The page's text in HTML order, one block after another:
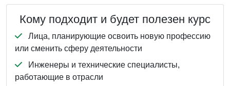
Кому подходит и будет полезен курс
Лица, планирующие освоить новую профессию
или сменить сферу деятельности
Инженеры и технические специалисты,
работающие в отрасли